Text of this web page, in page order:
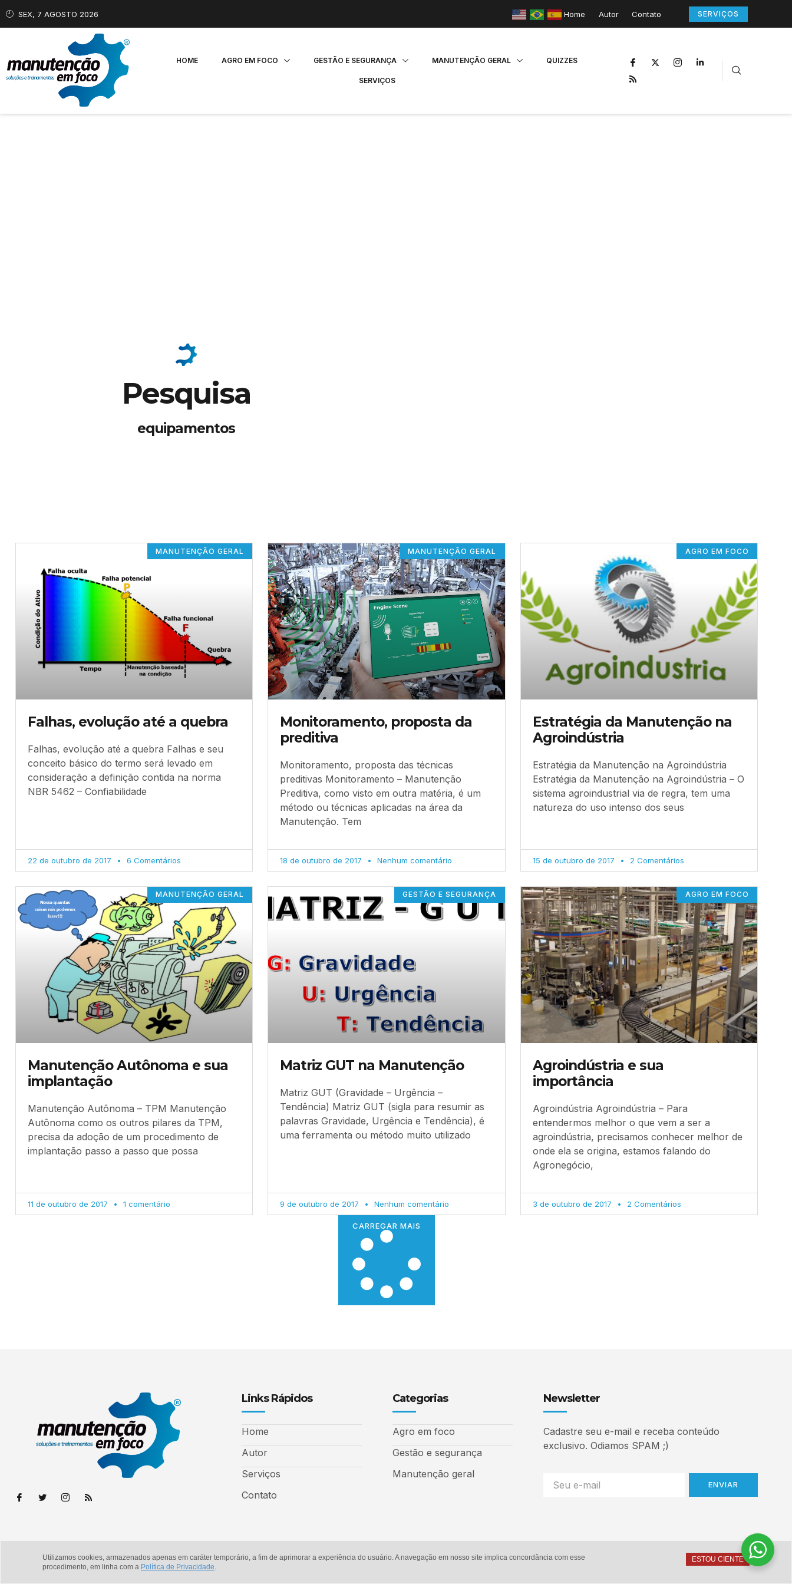
SEX, 7 AGOSTO 2026 Home Autor Contato SERVIÇOS
HOME AGRO EM FOCO GESTÃO E SEGURANÇA MANUTENÇÃO GERAL QUIZZES
SERVIÇOS
Pesquisa
equipamentos
MANUTENÇÃO GERAL
Falhas, evolução até a quebra
Falhas, evolução até a quebra Falhas e seu
conceito básico do termo será levado em
consideração a definição contida na norma
NBR 5462 – Confiabilidade
22 de outubro de 2017 6 Comentários
MANUTENÇÃO GERAL
Monitoramento, proposta da
preditiva
Monitoramento, proposta das técnicas
preditivas Monitoramento – Manutenção
Preditiva, como visto em outra matéria, é um
método ou técnicas aplicadas na área da
Manutenção. Tem
18 de outubro de 2017 Nenhum comentário
AGRO EM FOCO
Estratégia da Manutenção na
Agroindústria
Estratégia da Manutenção na Agroindústria
Estratégia da Manutenção na Agroindústria – O
sistema agroindustrial via de regra, tem uma
natureza do uso intenso dos seus
15 de outubro de 2017 2 Comentários
MANUTENÇÃO GERAL
Manutenção Autônoma e sua
implantação
Manutenção Autônoma – TPM Manutenção
Autônoma como os outros pilares da TPM,
precisa da adoção de um procedimento de
implantação passo a passo que possa
11 de outubro de 2017 1 comentário
GESTÃO E SEGURANÇA
Matriz GUT na Manutenção
Matriz GUT (Gravidade – Urgência –
Tendência) Matriz GUT (sigla para resumir as
palavras Gravidade, Urgência e Tendência), é
uma ferramenta ou método muito utilizado
9 de outubro de 2017 Nenhum comentário
AGRO EM FOCO
Agroindústria e sua
importância
Agroindústria Agroindústria – Para
entendermos melhor o que vem a ser a
agroindústria, precisamos conhecer melhor de
onde ela se origina, estamos falando do
Agronegócio,
3 de outubro de 2017 2 Comentários
CARREGAR MAIS
Links Rápidos
Home
Autor
Serviços
Contato
Categorias
Agro em foco
Gestão e segurança
Manutenção geral
Newsletter
Cadastre seu e-mail e receba conteúdo
exclusivo. Odiamos SPAM ;)
ENVIAR
© Copyright 2026 - Manutenção em Foco Serviços Contato
Utilizamos cookies, armazenados apenas em caráter temporário, a fim de aprimorar a experiência do usuário. A navegação em nosso site implica concordância com esse
procedimento, em linha com a Política de Privacidade.
ESTOU CIENTE